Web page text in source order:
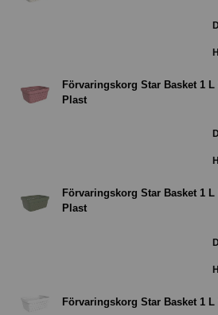
Förvaringskorg Star Basket 1
Plast
Förvaringskorg Star Basket 1
Plast
Förvaringskorg Star Basket 1